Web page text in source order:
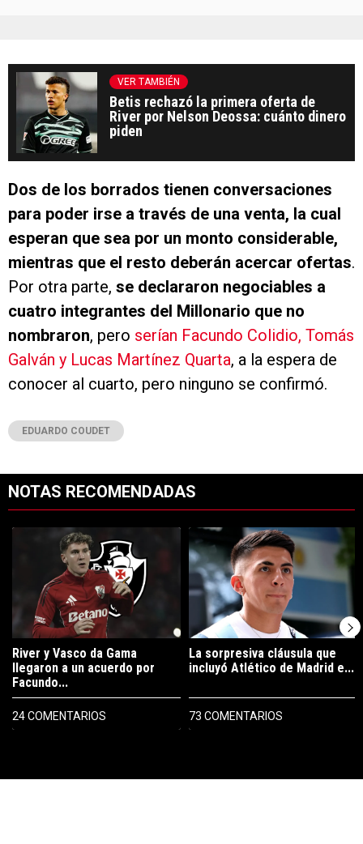
VER TAMBIÉN
Betis rechazó la primera oferta de
River por Nelson Deossa: cuánto dinero
piden
Dos de los borrados tienen conversaciones
para poder irse a través de una venta, la cual
esperan que sea por un monto considerable,
mientras que el resto deberán acercar ofertas.
Por otra parte, se declararon negociables a
cuatro integrantes del Millonario que no
nombraron, pero serían Facundo Colidio, Tomás
Galván y Lucas Martínez Quarta, a la espera de
conocer al cuarto, pero ninguno se confirmó.
EDUARDO COUDET
NOTAS RECOMENDADAS
Un artículo de tendencia con el título "River y Vasco da Gama
River y Vasco da Gama
llegaron a un acuerdo por
Facundo...
24 COMENTARIOS
Un artículo de tendencia con el
La sorpresiva cláusula que
incluyó Atlético de Madrid e...
73 COMENTARIOS